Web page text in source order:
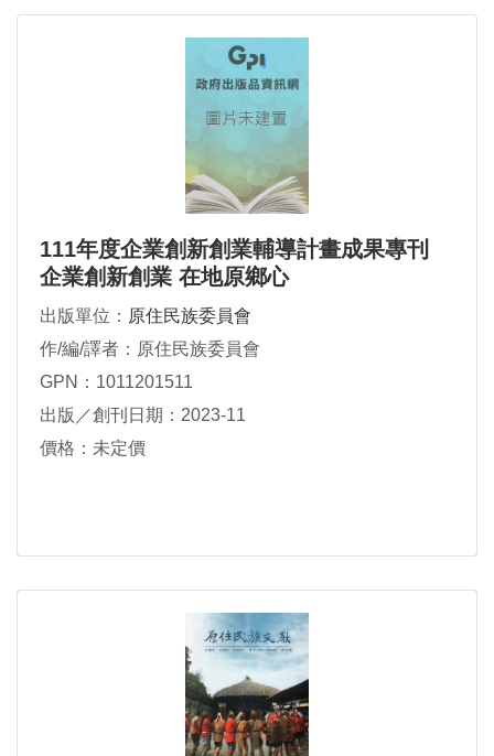
111年度企業創新創業輔導計畫成果專刊
企業創新創業 在地原鄉心
出版單位： 原住民族委員會
作/編/譯者：原住民族委員會
GPN：1011201511
出版／創刊日期：2023-11
價格：未定價